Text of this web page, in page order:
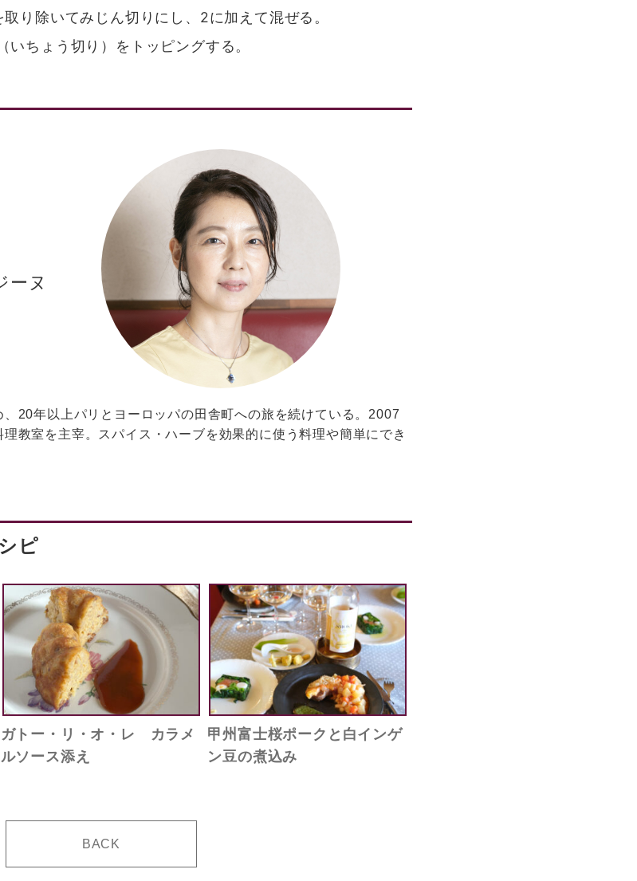
り除いてみじん切りにし、2に加えて混ぜる。
ちょう切り）をトッピングする。
ーヌ
20年以上パリとヨーロッパの田舎町への旅を続けている。2007
教室を主宰。スパイス・ハーブを効果的に使う料理や簡単にでき
ピ
ガトー・リ・オ・レ カラメ
ルソース添え
甲州富士桜ポークと白インゲ
ン豆の煮込み
BACK